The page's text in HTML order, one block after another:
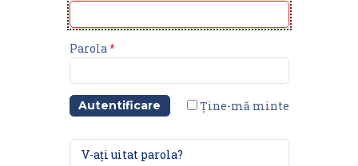
Parola *
Autentificare Ține-mă minte
V-ați uitat parola?